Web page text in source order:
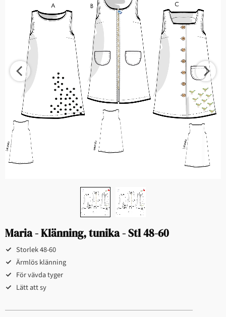
Maria - Klänning, tunika - Stl 48-60
Storlek 48-60​​​​
Ärmlös klänning​​​​
För vävda tyger​​
Lätt att sy​​